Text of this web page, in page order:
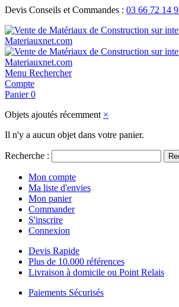
Devis Conseils et Commandes : 03 66 72 14
Menu Rechercher
Compte
Panier 0
Objets ajoutés récemment ×
Il n'y a aucun objet dans votre panier.
Recherche :
Mon compte
Ma liste d'envies
Mon panier
Commander
S'inscrire
Connexion
Devis Rapide
Plus de 10.000 références
Livraison à domicile ou Point Relais
Paiements Sécurisés